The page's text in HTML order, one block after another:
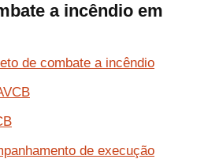
a incêndio em
de combate a incêndio
de execução